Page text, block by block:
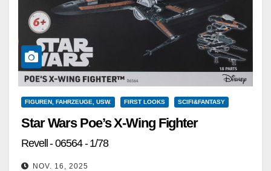
FIGUREN, FAHRZEUGE, USW. FIRST LOOKS SCIFI&FANTASY
Star Wars Poe’s X-Wing Fighter
Revell - 06564 - 1/78
NOV. 16, 2025